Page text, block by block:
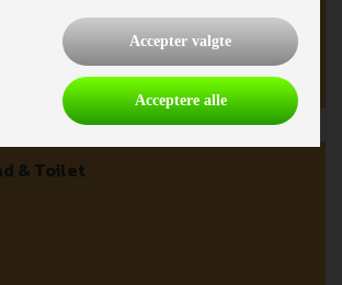
& Toilet
Accepter valgte
Acceptere alle